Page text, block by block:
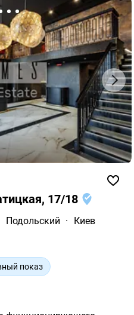
17/18
Подольский ·
Киев
показ